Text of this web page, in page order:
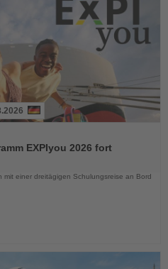
EXPIyou 2026 fort
einer dreitägigen Schulungsreise an Bord